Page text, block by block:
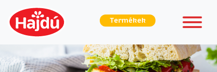
Termékek